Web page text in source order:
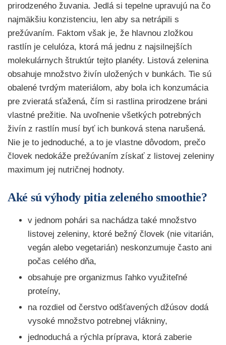
prirodzeného žuvania. Jedlá si tepelne upravujú na čo
najmäkšiu konzistenciu, len aby sa netrápili s
prežúvaním. Faktom však je, že hlavnou zložkou
rastlín je celulóza, ktorá má jednu z najsilnejších
molekulárnych štruktúr tejto planéty. Listová zelenina
obsahuje množstvo živín uložených v bunkách. Tie sú
obalené tvrdým materiálom, aby bola ich konzumácia
pre zvieratá sťažená, čím si rastlina prirodzene bráni
vlastné prežitie. Na uvoľnenie všetkých potrebných
živín z rastlín musí byť ich bunková stena narušená.
Nie je to jednoduché, a to je vlastne dôvodom, prečo
človek nedokáže prežúvaním získať z listovej zeleniny
maximum jej nutričnej hodnoty.
Aké sú výhody pitia zeleného smoothie?
v jednom pohári sa nachádza také množstvo
listovej zeleniny, ktoré bežný človek (nie vitarián,
vegán alebo vegetarián) neskonzumuje často ani
počas celého dňa,
obsahuje pre organizmus ľahko využiteľné
proteíny,
na rozdiel od čerstvo odšťavených džúsov dodá
vysoké množstvo potrebnej vlákniny,
jednoduchá a rýchla príprava, ktorá zaberie